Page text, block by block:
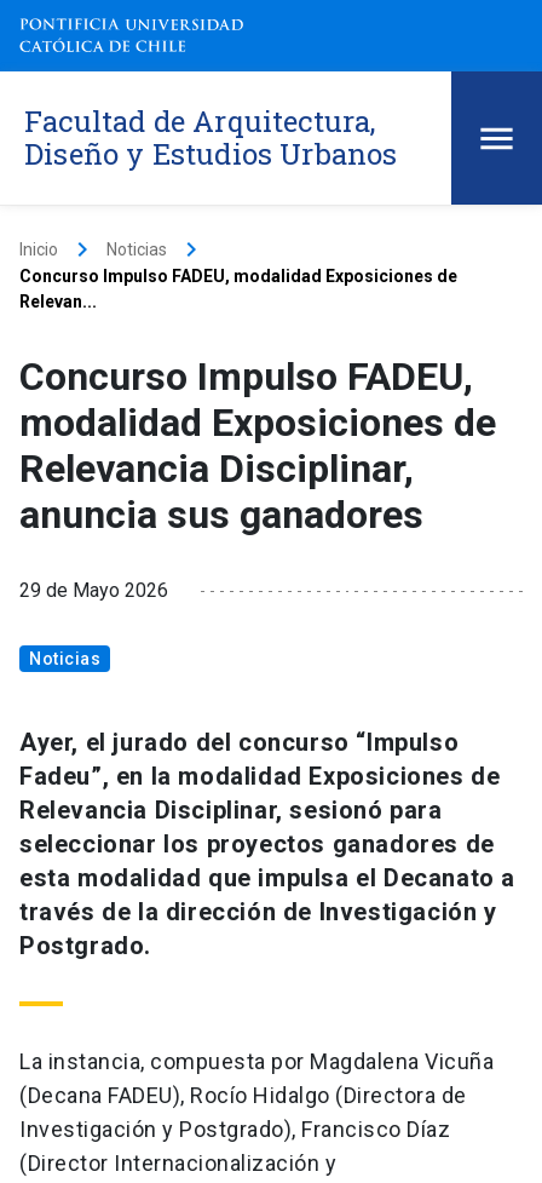
Facultad de Arquitectura,
Diseño y Estudios Urbanos
Inicio keyboard_arrow_right Noticias keyboard_arrow_right
Concurso Impulso FADEU, modalidad Exposiciones de
Relevan...
Concurso Impulso FADEU,
modalidad Exposiciones de
Relevancia Disciplinar,
anuncia sus ganadores
29 de Mayo 2026
Noticias
Ayer, el jurado del concurso “Impulso
Fadeu”, en la modalidad Exposiciones de
Relevancia Disciplinar, sesionó para
seleccionar los proyectos ganadores de
esta modalidad que impulsa el Decanato a
través de la dirección de Investigación y
Postgrado.
La instancia, compuesta por Magdalena Vicuña
(Decana FADEU), Rocío Hidalgo (Directora de
Investigación y Postgrado), Francisco Díaz
(Director Internacionalización y